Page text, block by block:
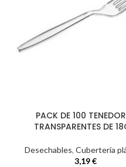
PACK DE 100
TRANSPARENTES DE
Desechables,Cubertería
3,19€